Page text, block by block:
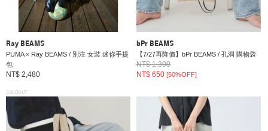
Ray BEAMS
PUMA × Ray BEAMS / 別注 女裝 迷你手提
包
NT$ 2,480
bPr BEAMS
【7/27再降價】bPr BEAMS / 孔洞 購物袋
NT$ 1,300
NT$ 650[50%OFF]
SOLDOUT